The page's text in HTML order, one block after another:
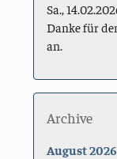
Sa.,
Danke für
an.
Archive
August 2026